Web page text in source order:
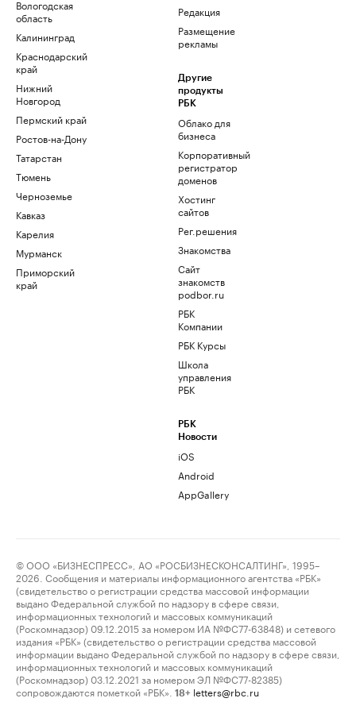
Вологодская
область
Калининград
Краснодарский
край
Нижний
Новгород
Пермский край
Ростов-на-Дону
Татарстан
Тюмень
Черноземье
Кавказ
Карелия
Мурманск
Приморский
край
Редакция
Размещение
рекламы
Другие
продукты
РБК
Облако для
бизнеса
Корпоративный
регистратор
доменов
Хостинг
сайтов
Рег.решения
Знакомства
Сайт
знакомств
podbor.ru
РБК
Компании
РБК Курсы
Школа
управления
РБК
РБК
Новости
iOS
Android
AppGallery
© ООО «БИЗНЕСПРЕСС», АО «РОСБИЗНЕСКОНСАЛТИНГ», 1995–
2026. Сообщения и материалы информационного агентства «РБК»
(свидетельство о регистрации средства массовой информации
выдано Федеральной службой по надзору в сфере связи,
информационных технологий и массовых коммуникаций
(Роскомнадзор) 09.12.2015 за номером ИА №ФС77-63848) и сетевого
издания «РБК» (свидетельство о регистрации средства массовой
информации выдано Федеральной службой по надзору в сфере связи,
информационных технологий и массовых коммуникаций
(Роскомнадзор) 03.12.2021 за номером ЭЛ №ФС77-82385)
сопровождаются пометкой «РБК».
18+ letters@rbc.ru